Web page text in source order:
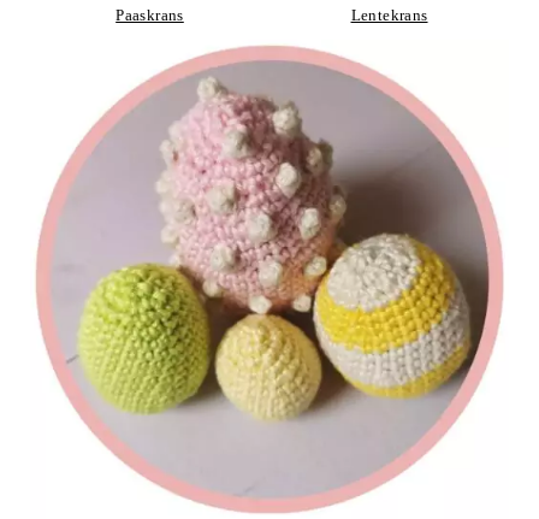
Paaskrans Lentekrans